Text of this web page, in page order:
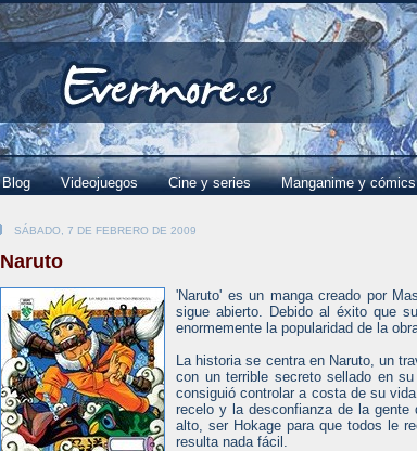
Blog Videojuegos Cine y series Manganime y cómics
SÁBADO, 7 DE FEBRERO DE 2009
Naruto
'Naruto' es un manga creado por
sigue abierto. Debido al éxito que
enormemente la popularidad de la
La historia se centra en Naruto, un
con un terrible secreto sellado en
consiguió controlar a costa de su
recelo y la desconfianza de la
alto, ser Hokage para que todos le
resulta nada fácil.